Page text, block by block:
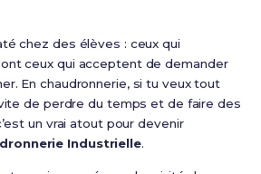
chez des élèves : ceux qui
ceux qui acceptent de demander
En chaudronnerie, si tu veux tout
de perdre du temps et de faire des
un vrai atout pour devenir
Industrielle.